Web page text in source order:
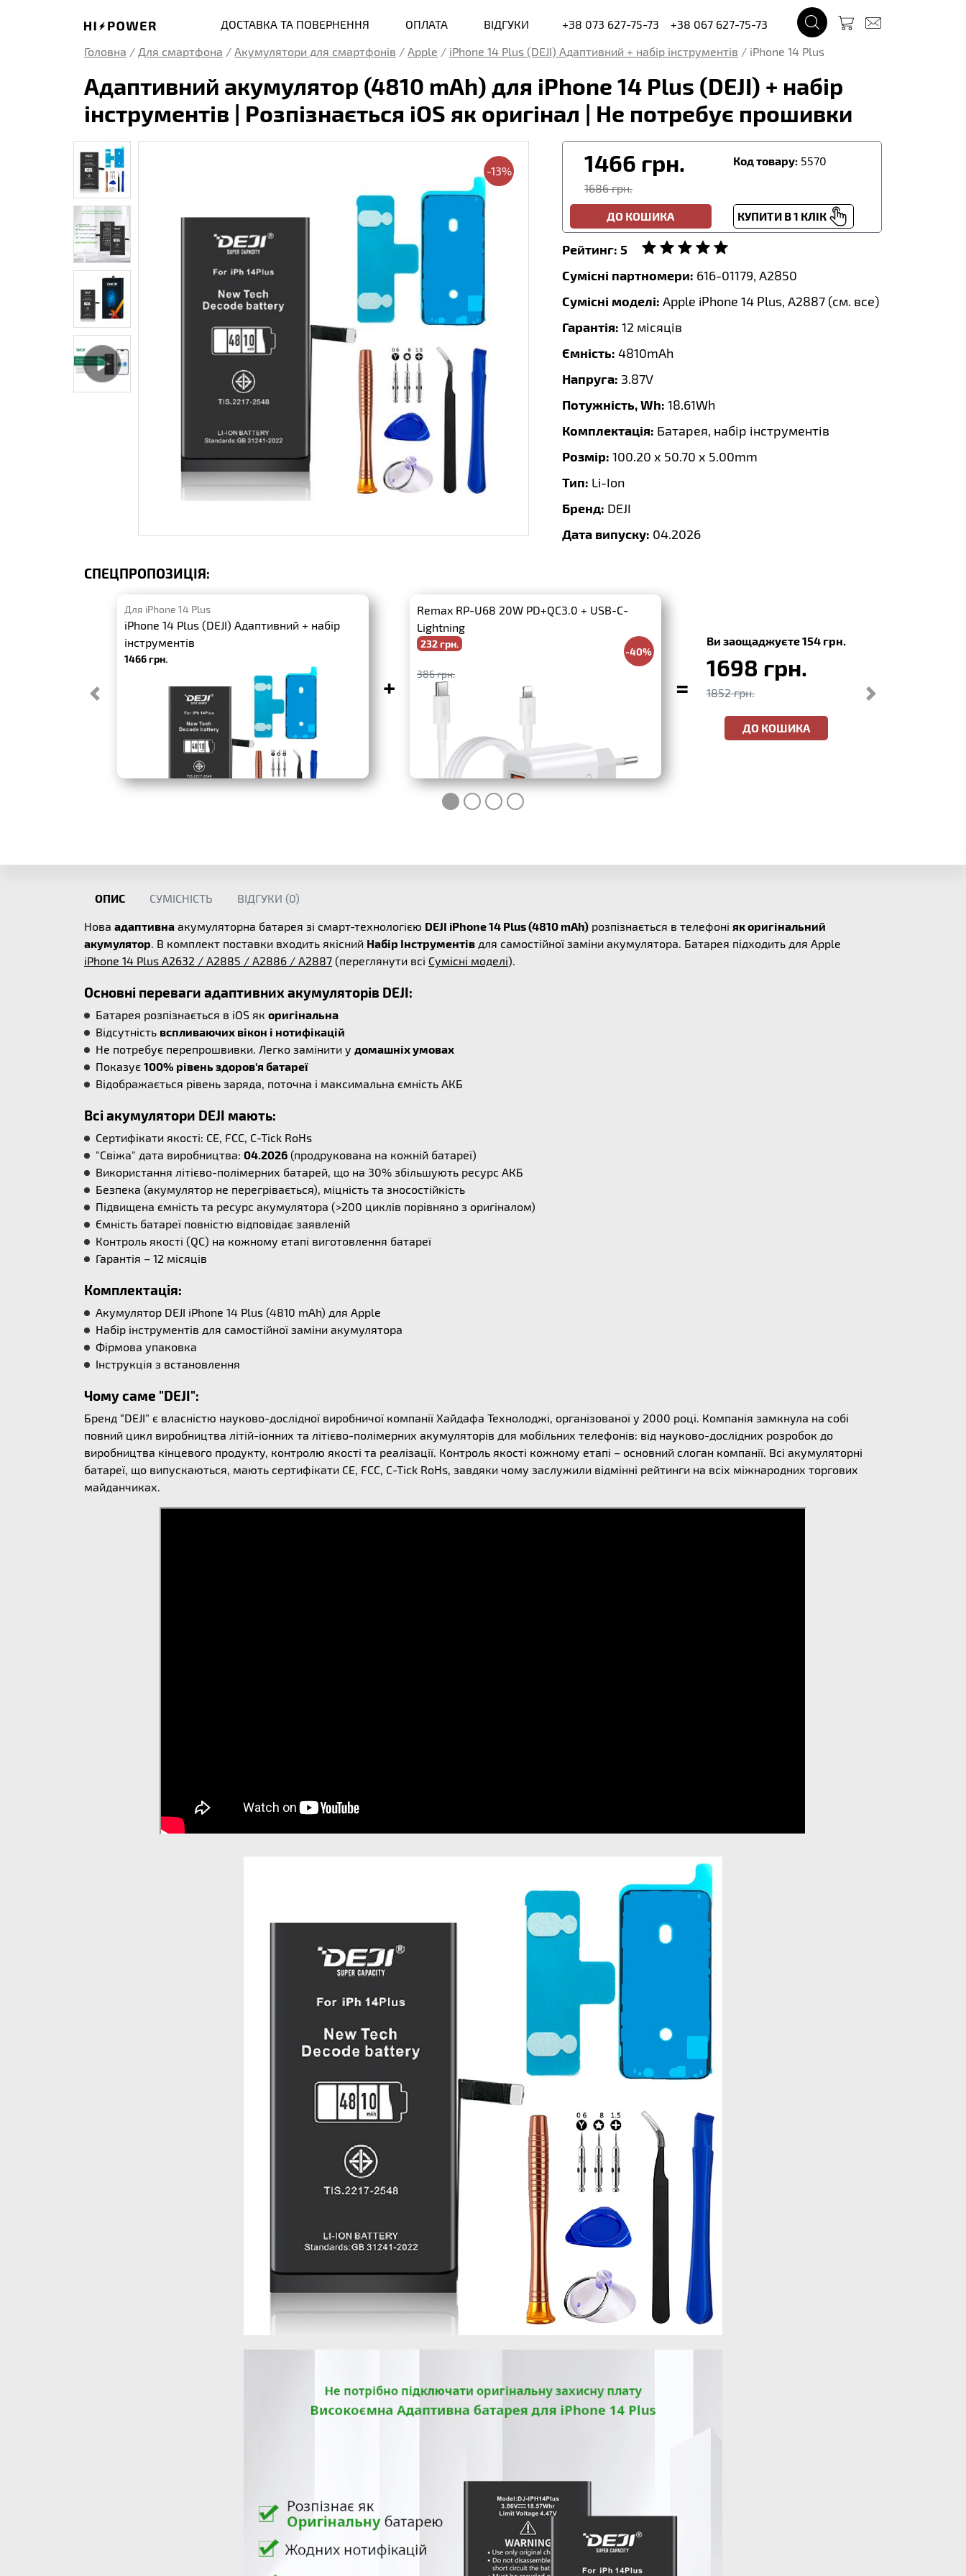
ДОСТАВКА ТА ПОВЕРНЕННЯ ОПЛАТА ВІДГУКИ +38 073 627-75-73
+38 067 627-75-73
Головна / Для смартфона / Акумулятори для смартфонів / Apple / iPhone 14 Plus (DEJI) Адаптивний + набір інструментів / iPhone 14 Plus
Адаптивний акумулятор (4810 mAh) для iPhone 14 Plus (DEJI) + набір
інструментів | Розпізнається iOS як оригінал | Не потребує прошивки
-13% 1466 грн.
1686 грн.
Код товару: 5570
ДО КОШИКА КУПИТИ В 1 КЛІК
Рейтинг: 5
Сумісні партномери: 616-01179, A2850
Сумісні моделі: Apple iPhone 14 Plus, A2887 (см. все)
Гарантія: 12 місяців
Ємність: 4810mAh
Напруга: 3.87V
Потужність, Wh: 18.61Wh
Комплектація: Батарея, набір інструментів
Розмір: 100.20 x 50.70 x 5.00mm
Тип: Li-Ion
Бренд: DEJI
Дата випуску: 04.2026
СПЕЦПРОПОЗИЦІЯ:
Для iPhone 14 Plus
iPhone 14 Plus (DEJI) Адаптивний + набір
інструментів
1466 грн.
+
Remax RP-U68 20W PD+QC3.0 + USB-C-
Lightning
232 грн.
-40%
386 грн. =
Ви заощаджуєте 154 грн.
1698 грн.
1852 грн.
ДО КОШИКА
ОПИС СУМІСНІСТЬ ВІДГУКИ (0)
Нова адаптивна акумуляторна батарея зі смарт-технологією DEJI iPhone 14 Plus (4810 mAh) розпізнається в телефоні як оригінальний
акумулятор. В комплект поставки входить якісний Набір Інструментів для самостійної заміни акумулятора. Батарея підходить для Apple
iPhone 14 Plus A2632 / A2885 / A2886 / A2887 (переглянути всі Сумісні моделі).
Основні переваги адаптивниx акумуляторів DEJI:
Батарея розпізнається в iOS як оригінальна
Відсутність вспливаючих вікон і нотифікацій
Не потребує перепрошвивки. Легко замінити у домашніх умовах
Показує 100% рівень здоров'я батареї
Відображається рівень заряда, поточна і максимальна ємність АКБ
Всі акумулятори DEJI мають:
Сертифікати якості: CE, FCC, C-Tick RoHs
"Свіжа" дата виробництва: 04.2026 (продрукована на кожній батареї)
Використання літієво-полімерних батарей, що на 30% збільшують ресурс АКБ
Безпека (акумулятор не перегрівається), міцність та зносостійкість
Підвищена ємність та ресурс акумулятора (>200 циклів порівняно з оригіналом)
Ємність батареї повністю відповідає заявленій
Контроль якості (QC) на кожному етапі виготовлення батареї
Гарантія – 12 місяців
Комплектація:
Акумулятор DEJI iPhone 14 Plus (4810 mAh) для Apple
Набір інструментів для самостійної заміни акумулятора
Фірмова упаковка
Інструкція з встановлення
Чому саме "DEJI":
Бренд “DEJI” є власністю науково-дослідної виробничої компанії Хайдафа Технолоджі, організованої у 2000 році. Компанія замкнула на собі
повний цикл виробництва літій-іонних та літієво-полімерних акумуляторів для мобільних телефонів: від науково-дослідних розробок до
виробництва кінцевого продукту, контролю якості та реалізації. Контроль якості кожному етапі – основний слоган компанії. Всі акумуляторні
батареї, що випускаються, мають сертифікати CE, FCC, C-Tick RoHs, завдяки чому заслужили відмінні рейтинги на всіх міжнародних торгових
майданчиках.